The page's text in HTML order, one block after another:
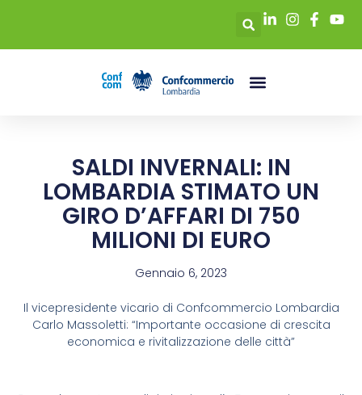
SALDI INVERNALI: IN
LOMBARDIA STIMATO UN
GIRO D’AFFARI DI 750
MILIONI DI EURO
Gennaio 6, 2023
Il vicepresidente vicario di Confcommercio Lombardia
Carlo Massoletti: “Importante occasione di crescita
economica e rivitalizzazione delle città”